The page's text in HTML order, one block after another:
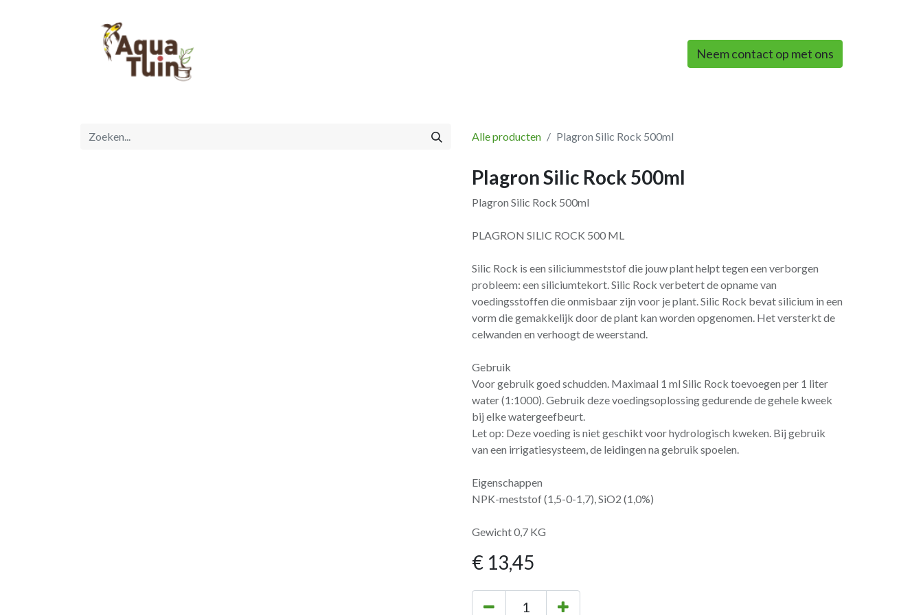
Neem contact op met ons
Alle producten Plagron Silic Rock 500ml
Plagron Silic Rock 500ml
Plagron Silic Rock 500ml
PLAGRON SILIC ROCK 500 ML
Silic Rock is een siliciummeststof die jouw plant helpt tegen een verborgen
probleem: een siliciumtekort. Silic Rock verbetert de opname van
voedingsstoffen die onmisbaar zijn voor je plant. Silic Rock bevat silicium in een
vorm die gemakkelijk door de plant kan worden opgenomen. Het versterkt de
celwanden en verhoogt de weerstand.
Gebruik
Voor gebruik goed schudden. Maximaal 1 ml Silic Rock toevoegen per 1 liter
water (1:1000). Gebruik deze voedingsoplossing gedurende de gehele kweek
bij elke watergeefbeurt.
Let op: Deze voeding is niet geschikt voor hydrologisch kweken. Bij gebruik
van een irrigatiesysteem, de leidingen na gebruik spoelen.
Eigenschappen
NPK-meststof (1,5-0-1,7), SiO2 (1,0%)
Gewicht 0,7 KG
€ 13,45